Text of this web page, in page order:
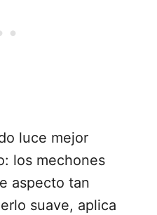
luce mejor
los mechones
aspecto tan
suave, aplica